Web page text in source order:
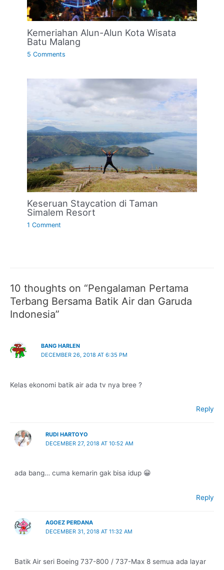
Kemeriahan Alun-Alun Kota Wisata
Batu Malang
5 Comments
Keseruan Staycation di Taman
Simalem Resort
1 Comment
10 thoughts on “Pengalaman Pertama
Terbang Bersama Batik Air dan Garuda
Indonesia”
BANG HARLEN
DECEMBER 26, 2018 AT 6:35 PM
Kelas ekonomi batik air ada tv nya bree ?
Reply
RUDI HARTOYO
DECEMBER 27, 2018 AT 10:52 AM
ada bang… cuma kemarin gak bisa idup 😀
Reply
AGOEZ PERDANA
DECEMBER 31, 2018 AT 11:32 AM
Batik Air seri Boeing 737-800 / 737-Max 8 semua ada layar